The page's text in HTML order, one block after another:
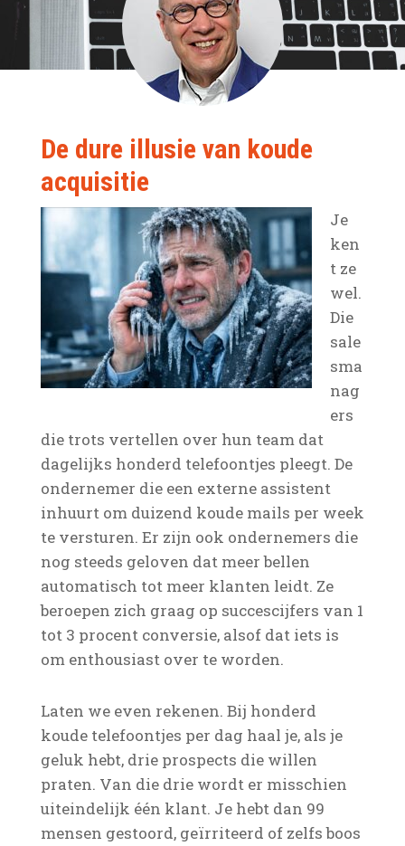
De dure illusie van koude
acquisitie
Je
ken
t ze
wel.
Die
sale
sma
nag
ers
die trots vertellen over hun team dat
dagelijks honderd telefoontjes pleegt. De
ondernemer die een externe assistent
inhuurt om duizend koude mails per week
te versturen. Er zijn ook ondernemers die
nog steeds geloven dat meer bellen
automatisch tot meer klanten leidt. Ze
beroepen zich graag op succescijfers van 1
tot 3 procent conversie, alsof dat iets is
om enthousiast over te worden.
Laten we even rekenen. Bij honderd
koude telefoontjes per dag haal je, als je
geluk hebt, drie prospects die willen
praten. Van die drie wordt er misschien
uiteindelijk één klant. Je hebt dan 99
mensen gestoord, geïrriteerd of zelfs boos